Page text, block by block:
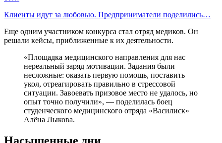
Клиенты идут за любовью. Предприниматели поделились…
Еще одним участником конкурса стал отряд медиков. Он
решали кейсы, приближенные к их деятельности.
«Площадка медицинского направления для нас
нереальный заряд мотивации. Задания были
несложные: оказать первую помощь, поставить
укол, отреагировать правильно в стрессовой
ситуации. Завоевать призовое место не удалось, но
опыт точно получили», — поделилась боец
студенческого медицинского отряда «Василиск»
Алёна Лыкова.
Насыщенные дни